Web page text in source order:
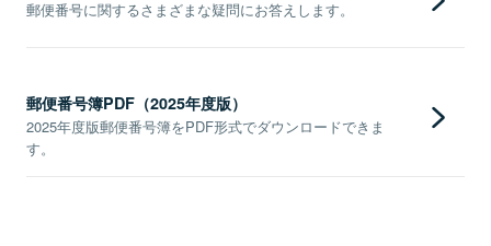
郵便番号に関するさまざまな疑問にお答えします。
郵便番号簿PDF（2025年度版）
2025年度版郵便番号簿をPDF形式でダウンロードできま
す。